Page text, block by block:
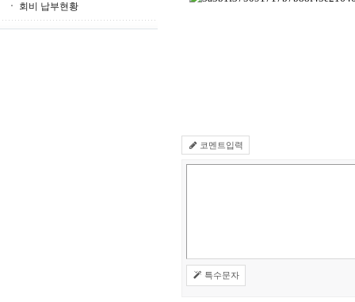
회비 납부현황
코멘트입력
특수문자